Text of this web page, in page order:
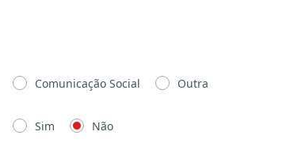
Comunicação Social Outra
Sim Não